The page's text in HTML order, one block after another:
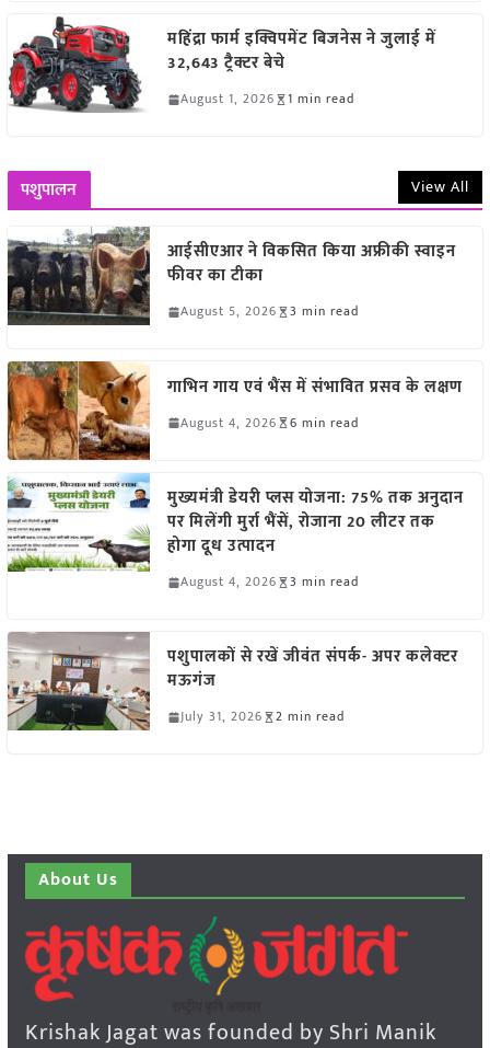
महिंद्रा फार्म इक्विपमेंट बिजनेस ने जुलाई में
32,643 ट्रैक्टर बेचे
August 1, 2026 1 min read
पशुपालन View All
आईसीएआर ने विकसित किया अफ्रीकी स्वाइन
फीवर का टीका
August 5, 2026 3 min read
गाभिन गाय एवं भैंस में संभावित प्रसव के लक्षण
August 4, 2026 6 min read
मुख्यमंत्री डेयरी प्लस योजना: 75% तक अनुदान
पर मिलेंगी मुर्रा भैंसें, रोजाना 20 लीटर तक
होगा दूध उत्पादन
August 4, 2026 3 min read
पशुपालकों से रखें जीवंत संपर्क- अपर कलेक्टर
मऊगंज
July 31, 2026 2 min read
About Us
Krishak Jagat was founded by Shri Manik